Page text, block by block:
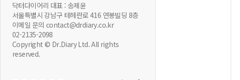
닥터다이어리 대표 : 송제윤
서울특별시 강남구 테헤란로 416 연봉빌딩 8층
이메일 문의 contact@drdiary.co.kr
02-2135-2098
Copyright © Dr.Diary Ltd. All rights
reserved.